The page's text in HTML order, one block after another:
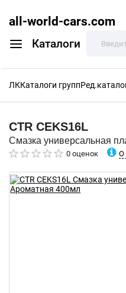
all-world-cars.com
Каталоги
ЛККаталоги групп
CTR CEKS16L
Смазка универсальная
0 оценок О